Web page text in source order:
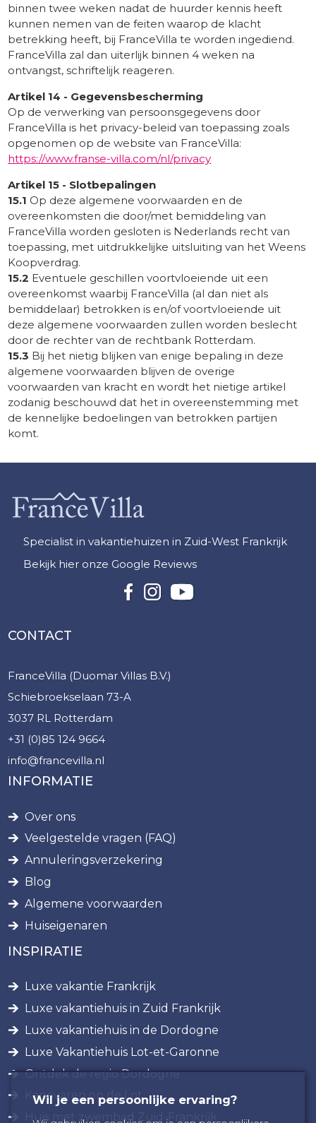
binnen twee weken nadat de huurder kennis heeft
kunnen nemen van de feiten waarop de klacht
betrekking heeft, bij FranceVilla te worden ingediend.
FranceVilla zal dan uiterlijk binnen 4 weken na
ontvangst, schriftelijk reageren.
Artikel 14 - Gegevensbescherming
Op de verwerking van persoonsgegevens door
FranceVilla is het privacy-beleid van toepassing zoals
opgenomen op de website van FranceVilla:
https://www.franse-villa.com/nl/privacy
Artikel 15 - Slotbepalingen
15.1 Op deze algemene voorwaarden en de
overeenkomsten die door/met bemiddeling van
FranceVilla worden gesloten is Nederlands recht van
toepassing, met uitdrukkelijke uitsluiting van het Weens
Koopverdrag.
15.2 Eventuele geschillen voortvloeiende uit een
overeenkomst waarbij FranceVilla (al dan niet als
bemiddelaar) betrokken is en/of voortvloeiende uit
deze algemene voorwaarden zullen worden beslecht
door de rechter van de rechtbank Rotterdam.
15.3 Bij het nietig blijken van enige bepaling in deze
algemene voorwaarden blijven de overige
voorwaarden van kracht en wordt het nietige artikel
zodanig beschouwd dat het in overeenstemming met
de kennelijke bedoelingen van betrokken partijen
komt.
Specialist in vakantiehuizen in Zuid-West Frankrijk
Bekijk hier onze Google Reviews
CONTACT
FranceVilla (Duomar Villas B.V.)
Schiebroekselaan 73-A
3037 RL Rotterdam
+31 (0)85 124 9664
info@francevilla.nl
INFORMATIE
Over ons
Veelgestelde vragen (FAQ)
Annuleringsverzekering
Blog
Algemene voorwaarden
Huiseigenaren
INSPIRATIE
Luxe vakantie Frankrijk
Luxe vakantiehuis in Zuid Frankrijk
Luxe vakantiehuis in de Dordogne
Luxe Vakantiehuis Lot-et-Garonne
Ontdek de regio Dordogne
Kanovaren op de Lot
Huis met zwembad Zuid-Frankrijk
Wil je een persoonlijke ervaring?